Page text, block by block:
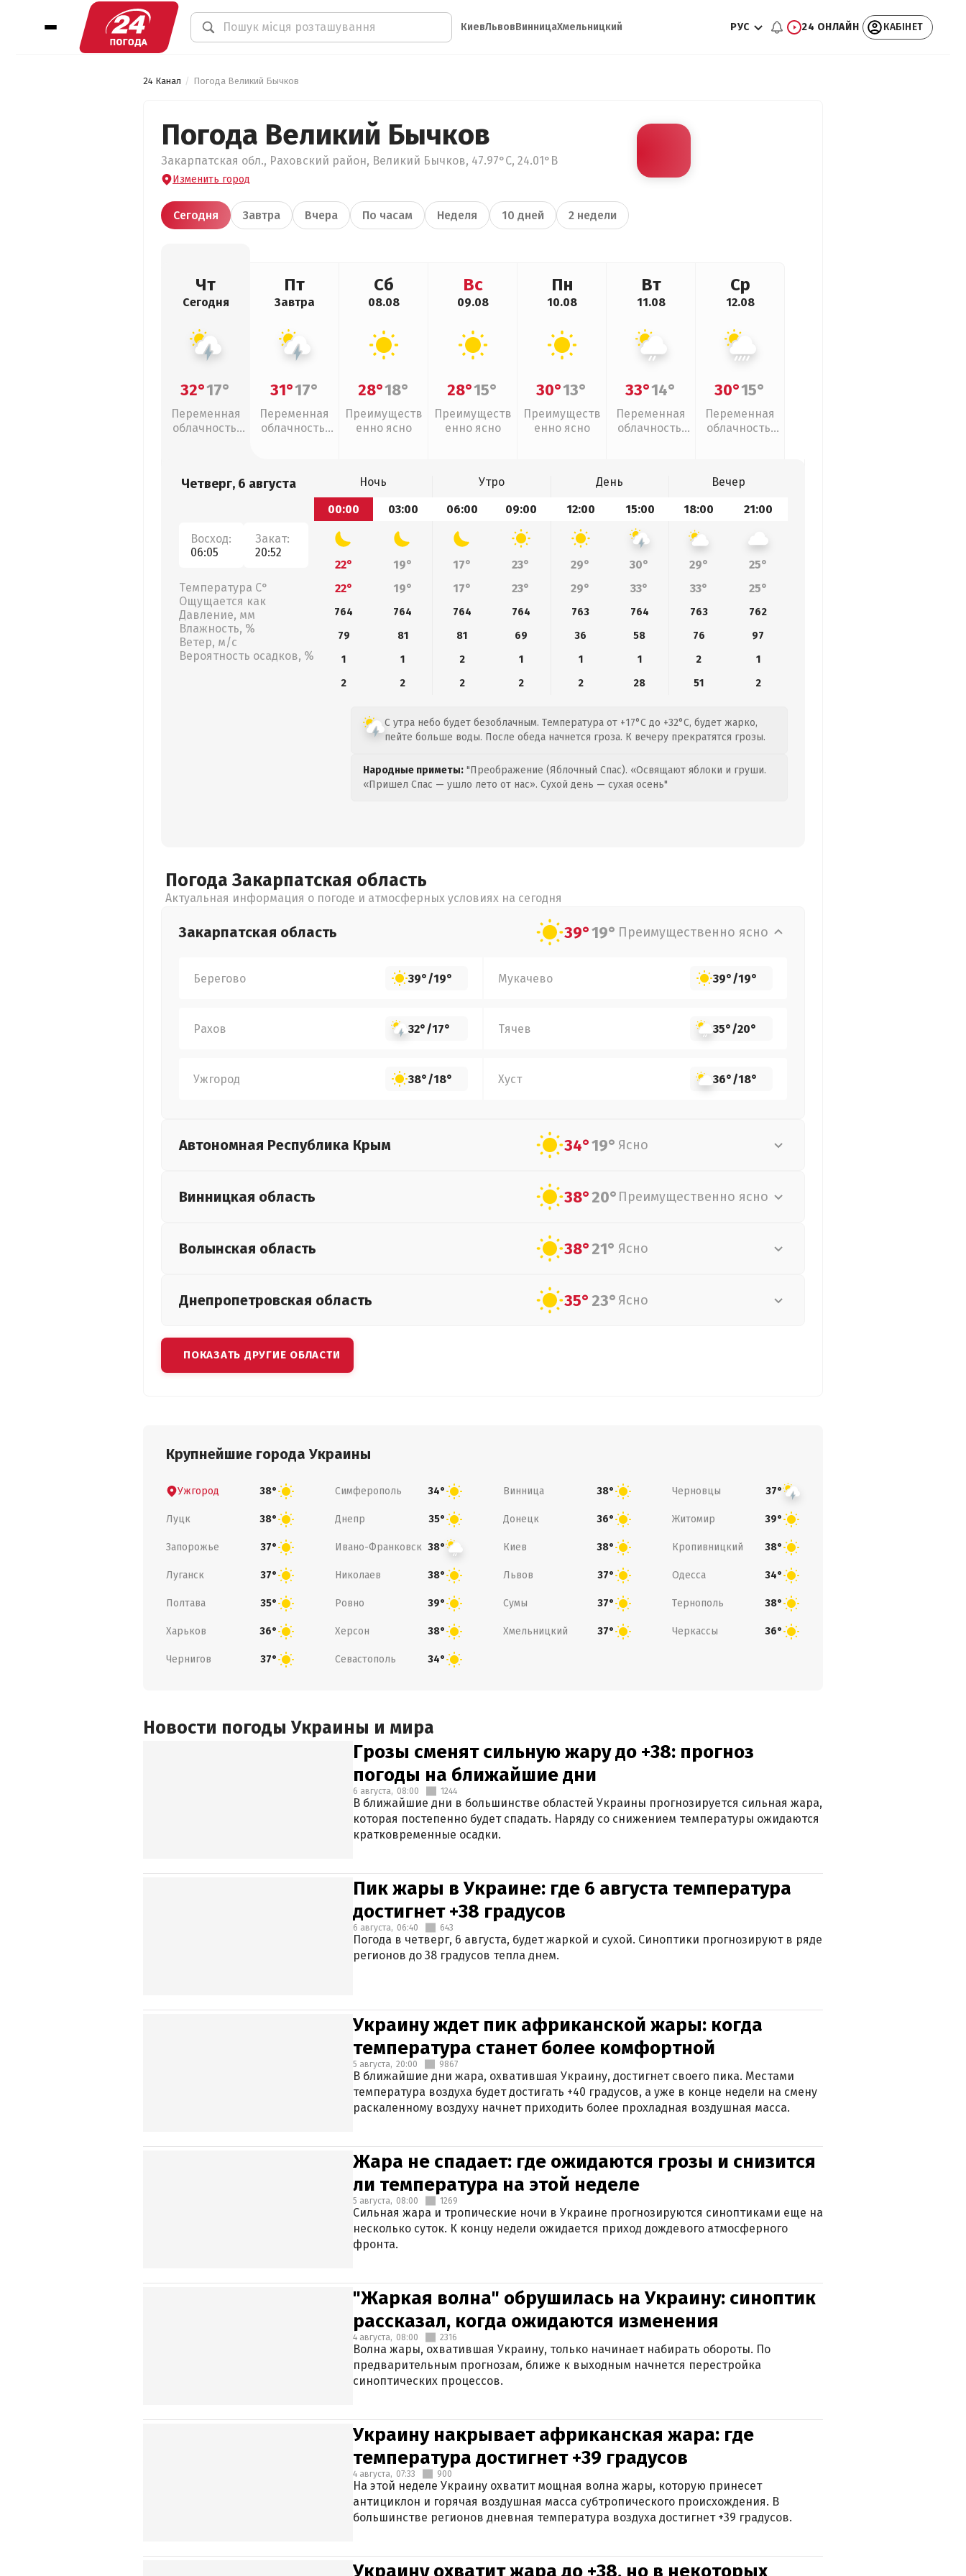
КиевЛьвовВинницаХмельницкий РУС 24 ОНЛАЙН КАБІНЕТ
24 Канал Погода Великий Бычков
Погода Великий Бычков
Закарпатская обл., Раховский район, Великий Бычков, 47.97°С, 24.01°В
Изменить город
Сегодня Завтра Вчера По часам Неделя 10 дней 2 недели
Чт
Сегодня
32°17°
Переменная
облачность,
Пт
Завтра
31°17°
Переменная
облачность,
Сб
08.08
28°18°
Преимуществ
енно ясно
Вс
09.08
28°15°
Преимуществ
енно ясно
Пн
10.08
30°13°
Преимуществ
енно ясно
Вт
11.08
33°14°
Переменная
облачность,
Ср
12.08
30°15°
Переменная
облачность,
Четверг, 6 августа
Восход:
06:05
Закат:
20:52
Температура С°
Ощущается как
Давление, мм
Влажность, %
Ветер, м/с
Вероятность осадков, %
Ночь Утро День
Вечер
00:00
03:00 06:00 09:00 12:00 15:00 18:00 21:00
22° 19° 17° 23° 29° 30° 29°
25°
22°
19° 17° 23° 29° 33° 33° 25°
764 764 764 764 763 764 763
762
79
81 81 69 36 58 76
97
1
1 2 1 1 1 2
1
2
2 2 2 2 28 51 2
С утра небо будет безоблачным. Температура от +17°C до +32°C, будет жарко,
пейте больше воды. После обеда начнется гроза. К вечеру прекратятся грозы.
Народные приметы: "Преображение (Яблочный Спас). «Освящают яблоки и груши.
«Пришел Спас — ушло лето от нас». Сухой день — сухая осень"
Погода Закарпатская область
Актуальная информация о погоде и атмосферных условиях на сегодня
Закарпатская область 39°19° Преимущественно ясно
Берегово 39°/19° Мукачево 39°/19°
Рахов 32°/17° Тячев 35°/20°
Ужгород 38°/18° Хуст 36°/18°
Автономная Республика Крым 34°19° Ясно
Винницкая область 38°20° Преимущественно ясно
Волынская область 38°21° Ясно
Днепропетровская область 35°23° Ясно
ПОКАЗАТЬ ДРУГИЕ ОБЛАСТИ
Крупнейшие города Украины
Ужгород 38° Симферополь 34° Винница 38° Черновцы 37°
Луцк 38° Днепр 35° Донецк 36° Житомир 39°
Запорожье 37° Ивано-Франковск 38° Киев 38° Кропивницкий 38°
Луганск 37° Николаев 38° Львов 37° Одесса 34°
Полтава 35° Ровно 39° Сумы 37° Тернополь 38°
Харьков 36° Херсон 38° Хмельницкий 37° Черкассы 36°
Чернигов 37° Севастополь 34°
Новости погоды Украины и мира
Грозы сменят сильную жару до +38: прогноз
погоды на ближайшие дни
6 августа, 08:00 1244
В ближайшие дни в большинстве областей Украины прогнозируется сильная жара,
которая постепенно будет спадать. Наряду со снижением температуры ожидаются
кратковременные осадки.
Пик жары в Украине: где 6 августа температура
достигнет +38 градусов
6 августа, 06:40 643
Погода в четверг, 6 августа, будет жаркой и сухой. Синоптики прогнозируют в ряде
регионов до 38 градусов тепла днем.
Украину ждет пик африканской жары: когда
температура станет более комфортной
5 августа, 20:00 9867
В ближайшие дни жара, охватившая Украину, достигнет своего пика. Местами
температура воздуха будет достигать +40 градусов, а уже в конце недели на смену
раскаленному воздуху начнет приходить более прохладная воздушная масса.
Жара не спадает: где ожидаются грозы и снизится
ли температура на этой неделе
5 августа, 08:00 1269
Сильная жара и тропические ночи в Украине прогнозируются синоптиками еще на
несколько суток. К концу недели ожидается приход дождевого атмосферного
фронта.
"Жаркая волна" обрушилась на Украину: синоптик
рассказал, когда ожидаются изменения
4 августа, 08:00 2316
Волна жары, охватившая Украину, только начинает набирать обороты. По
предварительным прогнозам, ближе к выходным начнется перестройка
синоптических процессов.
Украину накрывает африканская жара: где
температура достигнет +39 градусов
4 августа, 07:33 900
На этой неделе Украину охватит мощная волна жары, которую принесет
антициклон и горячая воздушная масса субтропического происхождения. В
большинстве регионов дневная температура воздуха достигнет +39 градусов.
Украину охватит жара до +38, но в некоторых